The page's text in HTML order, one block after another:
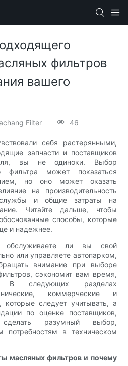
фильтров
вашего
Filter 46
себя растерянными,
запчасти и поставщиков
вы не одиноки. Выбор
фильтра может показаться
но оно может оказать
на производительность
и общие затраты на
Читайте дальше, чтобы
способы, которые
и надежнее.
обслуживаете ли вы свой
или управляете автопарком,
внимание при выборе
сэкономит вам время,
следующих разделах
коммерческие и
которые следует учитывать, а
по оценке поставщиков,
разумный выбор,
потребностям в техническом
масляных фильтров и почему